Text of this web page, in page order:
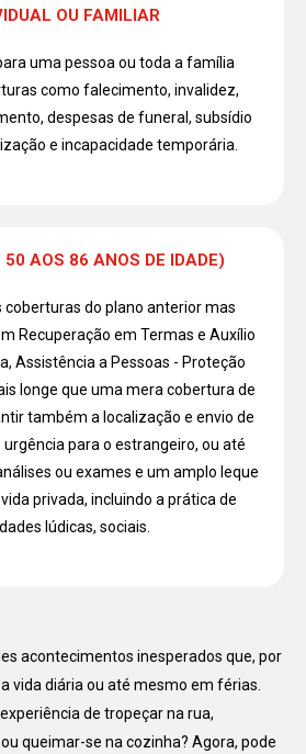
OU FAMILIAR
uma pessoa ou toda a família
como falecimento, invalidez,
despesas de funeral, subsídio
e incapacidade temporária.
50 AOS 86 ANOS DE IDADE)
coberturas do plano anterior mas
Recuperação em Termas e Auxílio
Assistência a Pessoas - Proteção
longe que uma mera cobertura de
também a localização e envio de
para o estrangeiro, ou até
ou exames e um amplo leque
privada, incluindo a prática de
lúdicas, sociais.
acontecimentos inesperados que, por
vida diária ou até mesmo em férias.
de tropeçar na rua,
queimar-se na cozinha? Agora, pode